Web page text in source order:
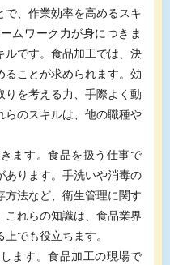
、作業効率を高めるスキ
ムワーク力が身につきま
です。食品加工では、決
ことが求められます。効
を考える力、手際よく動
らのスキルは、他の職種や
ます。食品を扱う仕事で
あります。手洗いや消毒の
法など、衛生管理に関す
れらの知識は、食品業界
でも役立ちます。
ます。食品加工の現場で